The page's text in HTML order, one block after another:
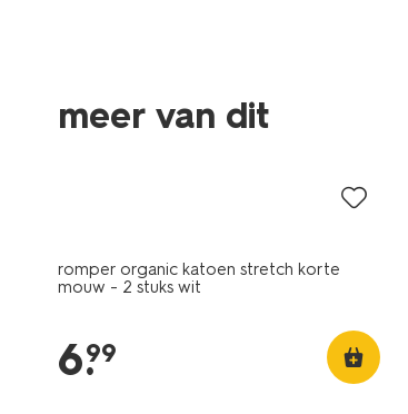
meer van dit
romper organic katoen stretch korte
mouw - 2 stuks wit
6.
99